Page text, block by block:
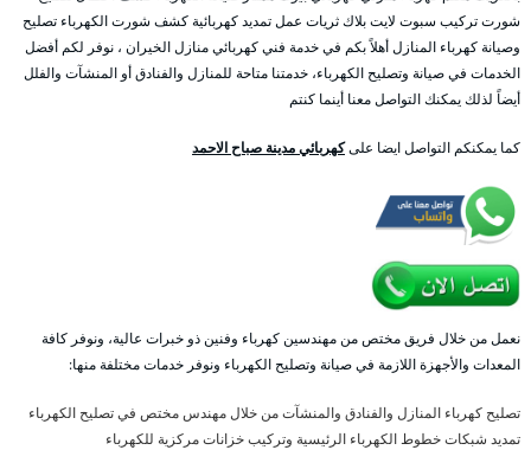
شورت تركيب سبوت لايت بلاك ثريات عمل تمديد كهربائية كشف شورت الكهرباء تصليح
وصيانة كهرباء المنازل أهلاً بكم في خدمة فني كهربائي منازل الخيران ، نوفر لكم أفضل
الخدمات في صيانة وتصليح الكهرباء، خدمتنا متاحة للمنازل والفنادق أو المنشآت والفلل
أيضاً لذلك يمكنك التواصل معنا أينما كنتم
كما يمكنكم التواصل ايضا علىكهربائي مدينة صباح الاحمد
نعمل من خلال فريق مختص من مهندسين كهرباء وفنين ذو خبرات عالية، ونوفر كافة
المعدات والأجهزة اللازمة في صيانة وتصليح الكهرباء ونوفر خدمات مختلفة منها:
تصليح كهرباء المنازل والفنادق والمنشآت من خلال مهندس مختص في تصليح الكهرباء
تمديد شبكات خطوط الكهرباء الرئيسية وتركيب خزانات مركزية للكهرباء